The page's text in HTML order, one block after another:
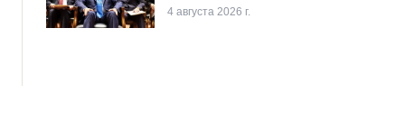
4 августа 2026 г.